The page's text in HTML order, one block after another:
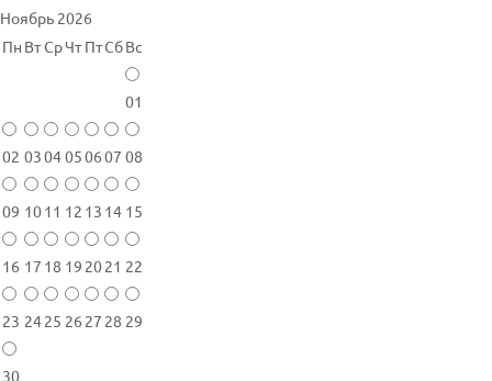
Ноябрь 2026
Пн ВтСрЧт ПтСбВс
01
02 0304050607 08
09 1011 12 13 14 15
16 17 18 19 2021 22
23 2425 26 27 28 29
30